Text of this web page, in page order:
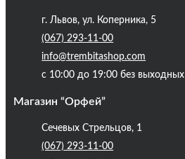
Контакты
Публічна оферта
Бренди
Блог
г. Львов, ул. Коперника, 5
(067) 293-11-00
info@trembitashop.com
с 10:00 до 19:00 без выходных
Магазин “Орфей”
Сечевых Стрельцов, 1
(067) 293-11-00